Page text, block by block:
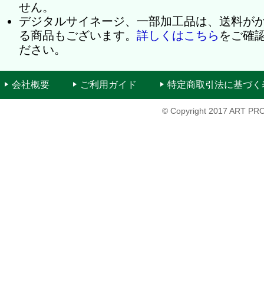
せん。
デジタルサイネージ、一部加工品は、送料が
る商品もございます。 詳しくはこちら をご確
ださい。
会社概要 ご利用ガイド 特定商取引法に基づく
© Copyright 2017 ART